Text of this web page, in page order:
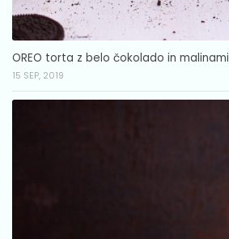
OREO torta z belo čokolado in malinami
15 SEP, 2019